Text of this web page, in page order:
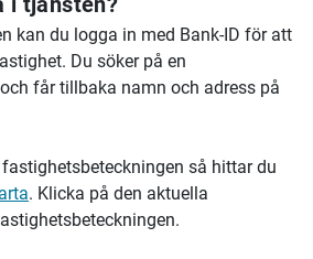
kan du logga in med Bank-ID för att
Du söker på en
får tillbaka namn och adress på
så hittar du
. Klicka på den aktuella